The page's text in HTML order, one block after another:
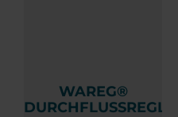
WAREG®
DURCHFLUSSREGLER